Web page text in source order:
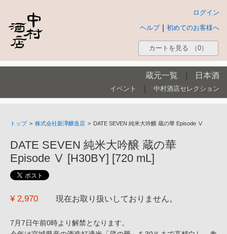
ログイン
初めてのお客様へ
ヘルプ
カートを見る （0）
蔵元一覧 日本酒
イベント 中村酒店セレクション
トップ > 株式会社新澤醸造店 > DATE SEVEN 純米大吟醸 蔵の華 Episode Ⅴ
DATE SEVEN 純米大吟醸 蔵の華
Episode Ⅴ [H30BY] [720 mL]
¥ 2,970 現在お取り扱いしておりません。
7月7日午前0時より解禁となります。